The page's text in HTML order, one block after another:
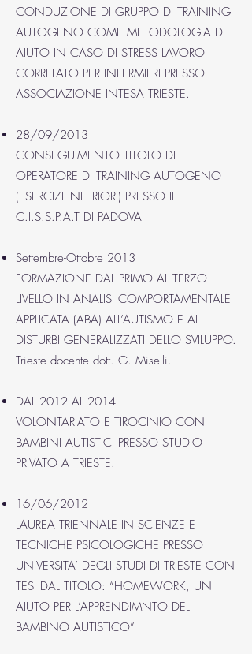
CONDUZIONE DI GRUPPO DI TRAINING
AUTOGENO COME METODOLOGIA DI
AIUTO IN CASO DI STRESS LAVORO
CORRELATO PER INFERMIERI PRESSO
ASSOCIAZIONE INTESA TRIESTE.
28/09/2013
CONSEGUIMENTO TITOLO DI
OPERATORE DI TRAINING AUTOGENO
(ESERCIZI INFERIORI) PRESSO IL
C.I.S.S.P.A.T DI PADOVA
Settembre-Ottobre 2013
FORMAZIONE DAL PRIMO AL TERZO
LIVELLO IN ANALISI COMPORTAMENTALE
APPLICATA (ABA) ALL’AUTISMO E AI
DISTURBI GENERALIZZATI DELLO SVILUPPO.
Trieste docente dott. G. Miselli.
DAL 2012 AL 2014
VOLONTARIATO E TIROCINIO CON
BAMBINI AUTISTICI PRESSO STUDIO
PRIVATO A TRIESTE.
16/06/2012
LAUREA TRIENNALE IN SCIENZE E
TECNICHE PSICOLOGICHE PRESSO
UNIVERSITA’ DEGLI STUDI DI TRIESTE CON
TESI DAL TITOLO: “HOMEWORK, UN
AIUTO PER L’APPRENDIMNTO DEL
BAMBINO AUTISTICO”